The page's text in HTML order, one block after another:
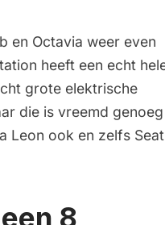
en Octavia weer even
heeft een echt
grote elektrische
die is vreemd genoeg
Leon ook en zelfs Seat
8